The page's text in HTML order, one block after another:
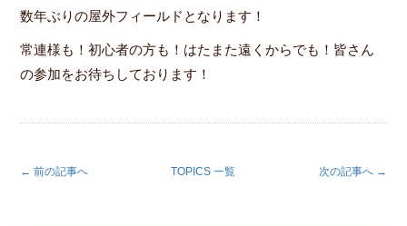
数年ぶりの屋外フィールドとなります！
常連様も！初心者の方も！はたまた遠くからでも！皆さん
の参加をお待ちしております！
← 前の記事へ 次の記事へ →
TOPICS 一覧